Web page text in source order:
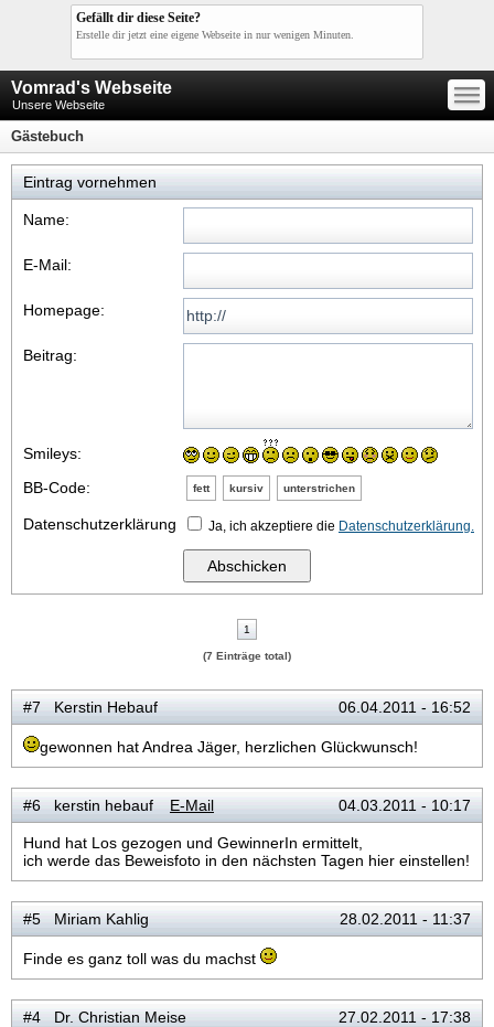
Gefällt dir diese Seite?
Erstelle dir jetzt eine eigene Webseite in nur wenigen Minuten.
Vomrad's Webseite
Unsere Webseite
—
—
—
Gästebuch
Eintrag vornehmen
Name:
E-Mail:
Homepage:
Beitrag:
Smileys:
BB-Code:
fett kursiv unterstrichen
Datenschutzerklärung Ja, ich akzeptiere die Datenschutzerklärung.
1
(7 Einträge total)
#7 Kerstin Hebauf 06.04.2011 - 16:52
gewonnen hat Andrea Jäger, herzlichen Glückwunsch!
#6 kerstin hebauf E-Mail 04.03.2011 - 10:17
Hund hat Los gezogen und GewinnerIn ermittelt,
ich werde das Beweisfoto in den nächsten Tagen hier einstellen!
#5 Miriam Kahlig 28.02.2011 - 11:37
Finde es ganz toll was du machst
#4 Dr. Christian Meise 27.02.2011 - 17:38